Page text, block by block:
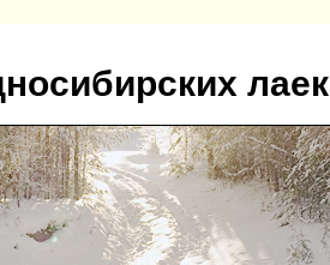
лаек